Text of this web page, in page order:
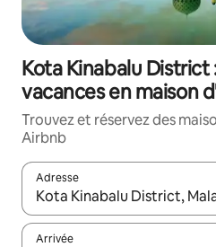
Kota Kinabalu District
vacances en maison
Trouvez et réservez des
Airbnb
Adresse
Lorsque les résultats
Arrivée